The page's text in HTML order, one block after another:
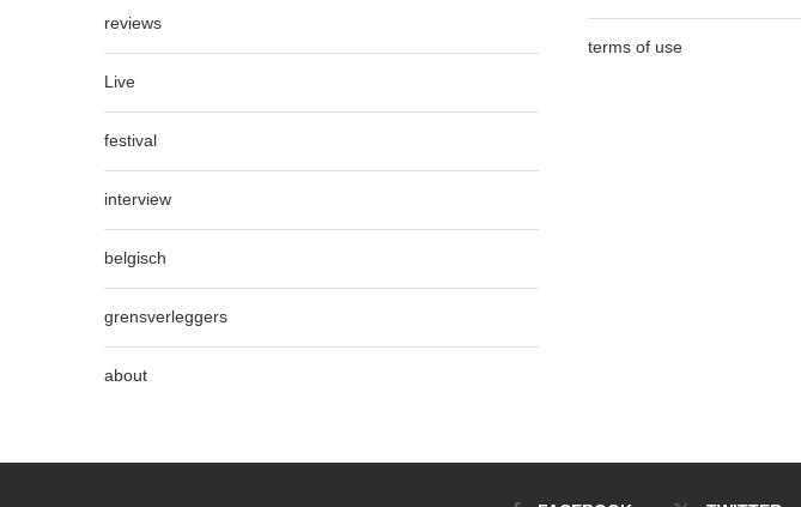
reviews
Live
festival
interview
belgisch
grensverleggers
about
terms of use